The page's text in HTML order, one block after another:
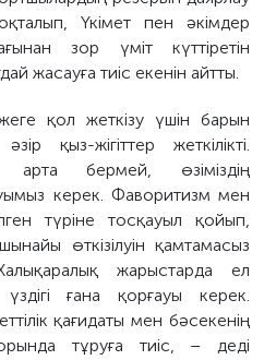
Үкімет пен әкімдер
зор үміт күттіретін
жасауға тиіс екенін айтты.
қол жеткізу үшін барын
қыз-жігіттер жеткілікті.
арта бермей, өзіміздің
керек. Фаворитизм мен
түріне тосқауыл қойып,
өткізілуін қамтамасыз
жарыстарда ел
ғана қорғауы керек.
қағидаты мен бәсекенің
тұруға тиіс, – деді